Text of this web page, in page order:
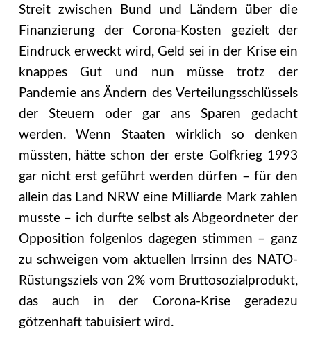
Streit zwischen Bund und Ländern über die
Finanzierung der Corona-Kosten gezielt der
Eindruck erweckt wird, Geld sei in der Krise ein
knappes Gut und nun müsse trotz der
Pandemie ans Ändern des Verteilungsschlüssels
der Steuern oder gar ans Sparen gedacht
werden. Wenn Staaten wirklich so denken
müssten, hätte schon der erste Golfkrieg 1993
gar nicht erst geführt werden dürfen – für den
allein das Land NRW eine Milliarde Mark zahlen
musste – ich durfte selbst als Abgeordneter der
Opposition folgenlos dagegen stimmen – ganz
zu schweigen vom aktuellen Irrsinn des NATO-
Rüstungsziels von 2% vom Bruttosozialprodukt,
das auch in der Corona-Krise geradezu
götzenhaft tabuisiert wird.